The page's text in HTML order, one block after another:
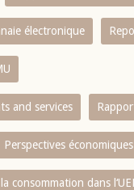
électronique
and services
Perspectives économiques
consommation dans